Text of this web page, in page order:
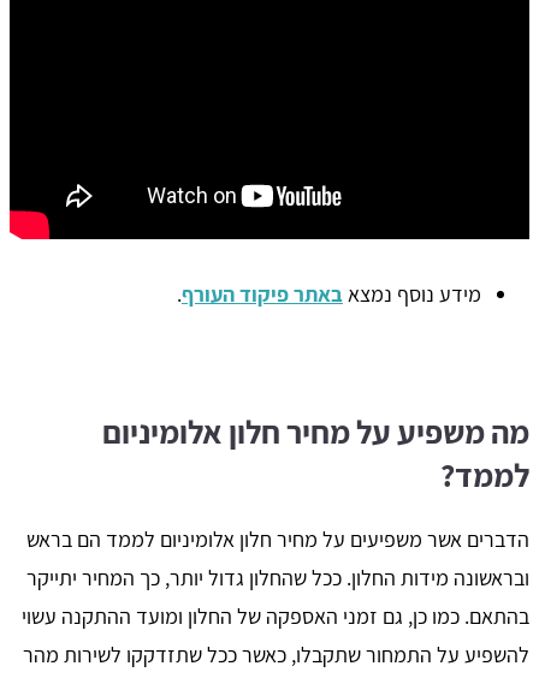
מידע נוסף נמצאבאתר פיקוד העורף.
מה משפיע על מחיר חלון אלומיניום
לממד?
הדברים אשר משפיעים על מחיר חלון אלומיניום לממד הם בראש
ובראשונה מידות החלון. ככל שהחלון גדול יותר, כך המחיר יתייקר
בהתאם. כמו כן, גם זמני האספקה של החלון ומועד ההתקנה עשוי
להשפיע על התמחור שתקבלו, כאשר ככל שתזדקקו לשירות מהר